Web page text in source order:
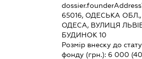
dossier.founderAddress
65016, ОДЕСЬКА
ОДЕСА, ВУЛИЦЯ
БУДИНОК 10
Розмір внеску до
фонду (грн.): 6 000